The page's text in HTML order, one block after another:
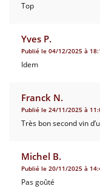
Top
Yves P.
Publié le 04/12/2025 à
Idem
Franck N.
Publié le 24/11/2025 à
Très bon second vin
Michel B.
Publié le 20/11/2025 à
Pas goûté